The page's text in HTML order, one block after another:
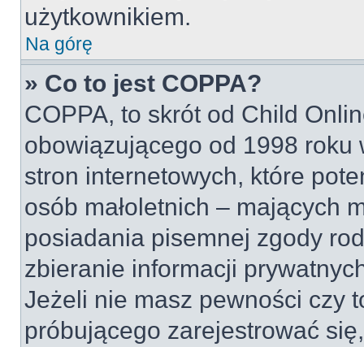
użytkownikiem.
Na górę
» Co to jest COPPA?
COPPA, to skrót od Child
obowiązującego od 1998 roku
stron internetowych, które
osób małoletnich – mających
posiadania pisemnej zgody
zbieranie informacji
Jeżeli nie masz pewności czy
próbującego zarejestrować